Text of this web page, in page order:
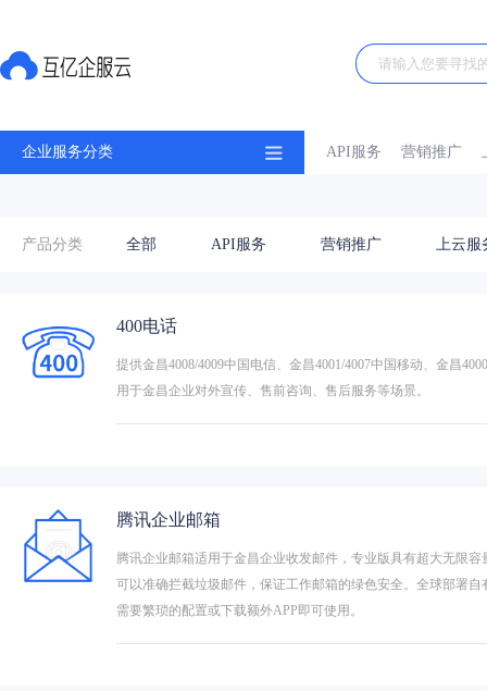
企业服务分类 API服务 营销推广
产品分类 全部 API服务 营销推广 上云服
400电话
提供金昌4008/4009中国电信、金昌4001/4007中国移动、金昌
用于金昌企业对外宣传、售前咨询、售后服务等场景。
腾讯企业邮箱
腾讯企业邮箱适用于金昌企业收发邮件，专业版具有超大无限
可以准确拦截垃圾邮件，保证工作邮箱的绿色安全。全球部署
需要繁琐的配置或下载额外APP即可使用。